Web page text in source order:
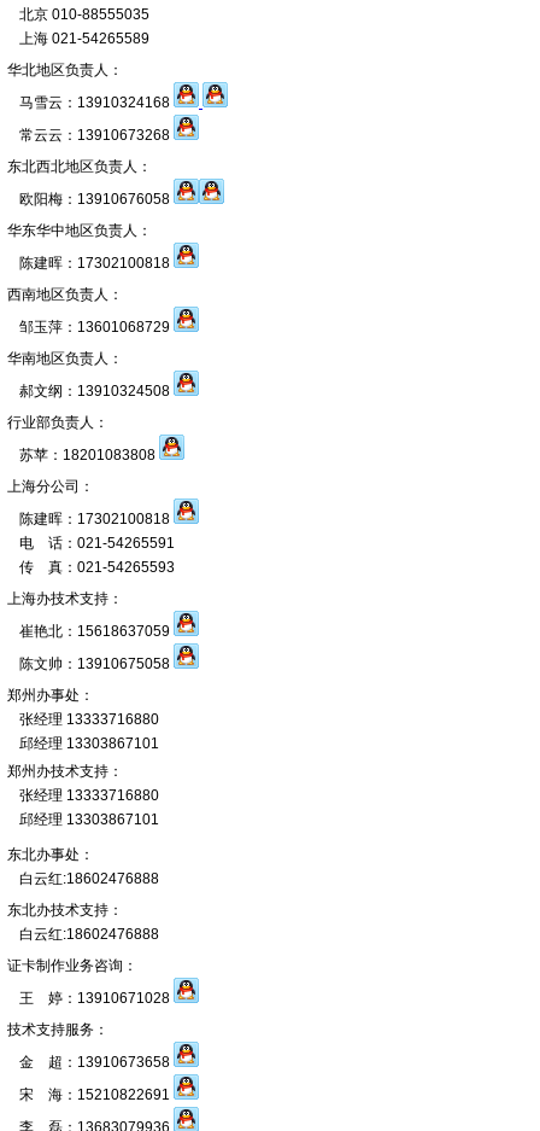
北京 010-88555035
上海 021-54265589
华北地区负责人：
马雪云：13910324168
常云云：13910673268
东北西北地区负责人：
欧阳梅：13910676058
华东华中地区负责人：
陈建晖：17302100818
西南地区负责人：
邹玉萍：13601068729
华南地区负责人：
郝文纲：13910324508
行业部负责人：
苏苹：18201083808
上海分公司：
陈建晖：17302100818
电 话：021-54265591
传 真：021-54265593
上海办技术支持：
崔艳北：15618637059
陈文帅：13910675058
郑州办事处：
张经理 13333716880
邱经理 13303867101
郑州办技术支持：
张经理 13333716880
邱经理 13303867101
东北办事处：
白云红:18602476888
东北办技术支持：
白云红:18602476888
证卡制作业务咨询：
王 婷：13910671028
技术支持服务：
金 超：13910673658
宋 海：15210822691
李 磊：13683079936